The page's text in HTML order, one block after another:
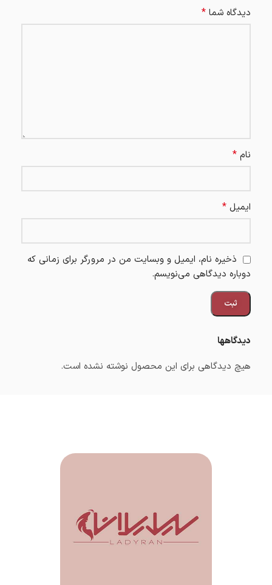
دیدگاهها
هیچ دیدگاهی برای این محصول نوشته نشده است.
دیدگاه شما *
نام *
ایمیل *
ذخیره نام، ایمیل و وبسایت من در مرورگر برای زمانی که
دوباره دیدگاهی می‌نویسم.